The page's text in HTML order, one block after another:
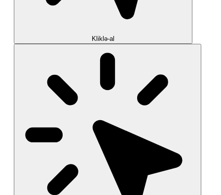
Kliklə-al